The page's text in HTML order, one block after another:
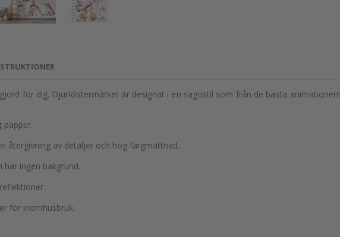
för dig. Djurklistermärket är designat i en sagostil som från de bästa
papper.
återgivning av detaljer och hög färgmättnad.
ingen bakgrund.
för inomhusbruk.